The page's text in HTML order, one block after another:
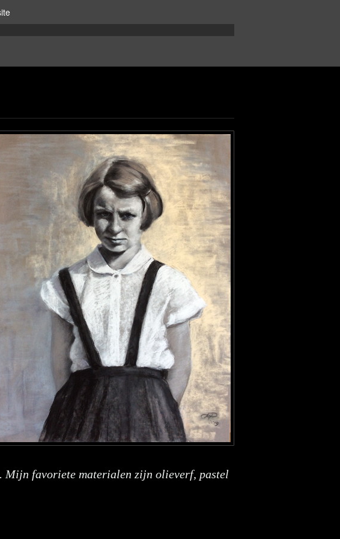
Mijn favoriete materialen zijn olieverf, pastel